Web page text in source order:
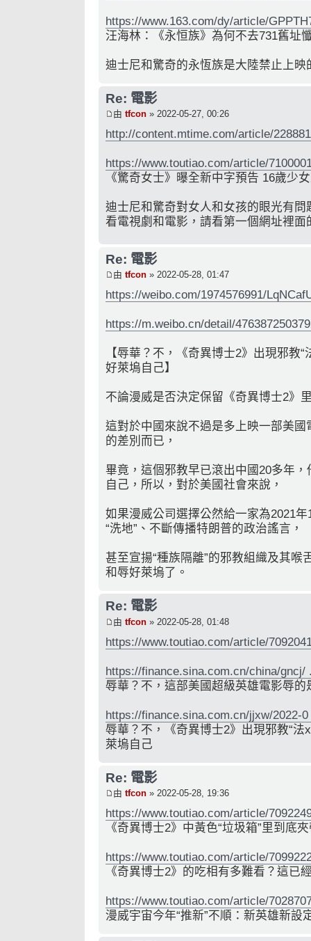
https://www.163.com/dy/article/
汪海林：《永恒族》為何不去731舊址
迪士尼和驚奇的永恆族是大陸禁止上映
Re: 電影
由 tfcon » 2022-05-27, 00:26
http://content.mtime.com/article/
https://www.toutiao.com/article/
《驚奇女士》曝全新中字預告 16歲少
迪士尼和驚奇對女人和女孩的眼光有
看電視劇和電影，請看第一個網址裡面
Re: 電影
由 tfcon » 2022-05-28, 01:47
https://weibo.com/1974576991/
https://m.weibo.cn/detail/
【辱華？不，《奇異博士2》出現邪教
好萊塢自己】
不論漫威是否決定保留《奇異博士2》
這對於中國來說不過是多上映一部美
的差別而已，
畢竟，這個邪教早已滾出中國20多年
自己，所以，對於美國社會來說，
如果漫威公司選擇公然給一家為2021
“洗地”、不斷傳播特朗普的政治謠言，
甚至宣揚“種族隔離”的邪教組織及其喉
和辱好萊塢了。
Re: 電影
由 tfcon » 2022-05-28, 01:48
https://www.toutiao.com/article/
https://finance.sina.com.cn/china/gncj/
辱華？不，這部美國超級英雄電影辱的
https://finance.sina.com.cn/jjxw/2022-
辱華？不，《奇異博士2》出現邪教“法
萊塢自己
Re: 電影
由 tfcon » 2022-05-28, 19:36
https://www.toutiao.com/article/
《奇異博士2》中黃色“垃圾箱”里到底
https://www.toutiao.com/article/
《奇異博士2》的吃相有多難看？這已
https://www.toutiao.com/article/
漫威宇宙今年“推新”不順：新英雄新設